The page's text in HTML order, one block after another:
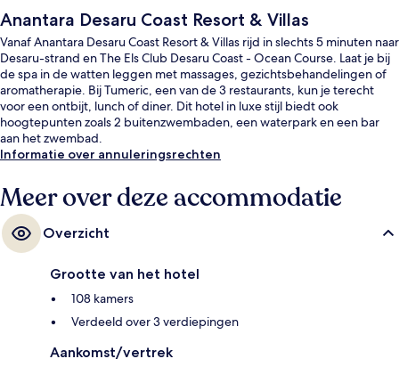
Anantara Desaru Coast Resort & Villas
Vanaf Anantara Desaru Coast Resort & Villas rijd in slechts 5 minuten naar
Desaru-strand en The Els Club Desaru Coast - Ocean Course. Laat je bij
de spa in de watten leggen met massages, gezichtsbehandelingen of
aromatherapie. Bij Tumeric, een van de 3 restaurants, kun je terecht
voor een ontbijt, lunch of diner. Dit hotel in luxe stijl biedt ook
hoogtepunten zoals 2 buitenzwembaden, een waterpark en een bar
aan het zwembad.
Informatie over annuleringsrechten
Meer over deze accommodatie
Overzicht
Grootte van het hotel
108 kamers
Verdeeld over 3 verdiepingen
Aankomst/vertrek